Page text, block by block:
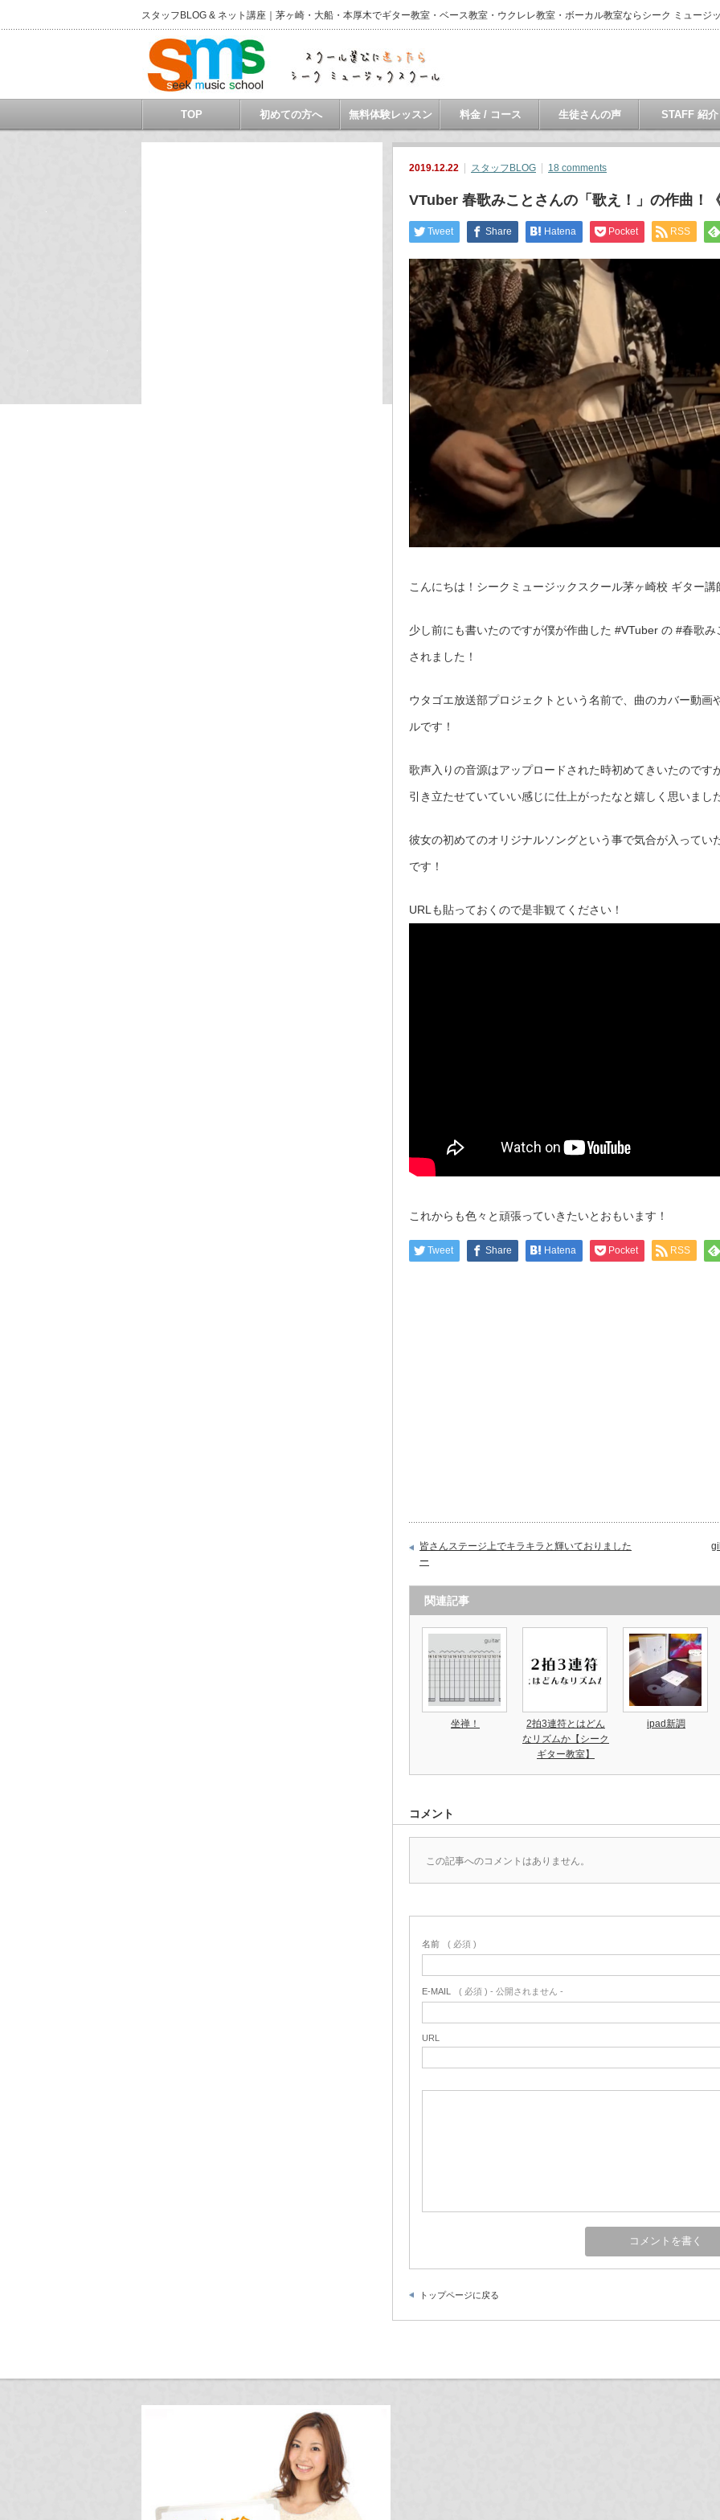
スタッフBLOG & ネット講座｜茅ヶ崎・大船・本厚木でギター教室・ベース教室・ウクレレ教室・ボーカル教室ならシーク ミュージ
TOP 初めての方へ 無料体験レッスン 料金 / コース 生徒さんの声 STAFF 紹介
2019.12.22 スタッフBLOG 18 comments
VTuber 春歌みことさんの「歌え！」の作曲！
Tweet Share Hatena Pocket RSS
こんにちは！シークミュージックスクール茅ヶ崎校 ギター講
少し前にも書いたのですが僕が作曲した #VTuber の #春歌
されました！
ウタゴエ放送部プロジェクトという名前で、曲のカバー動画
ルです！
歌声入りの音源はアップロードされた時初めてきいたのです
引き立たせていていい感じに仕上がったなと嬉しく思いまし
彼女の初めてのオリジナルソングという事で気合が入ってい
です！
URLも貼っておくので是非観てください！
これからも色々と頑張っていきたいとおもいます！
Tweet Share Hatena Pocket RSS
皆さんステージ上でキラキラと輝いておりました
ー
関連記事
坐禅！
2拍3連符とはどん
なリズムか【シーク
ギター教室】
ipad新調
コメント
この記事へのコメントはありません。
名前 ( 必須 )
E-MAIL ( 必須 ) - 公開されません -
URL
トップページに戻る